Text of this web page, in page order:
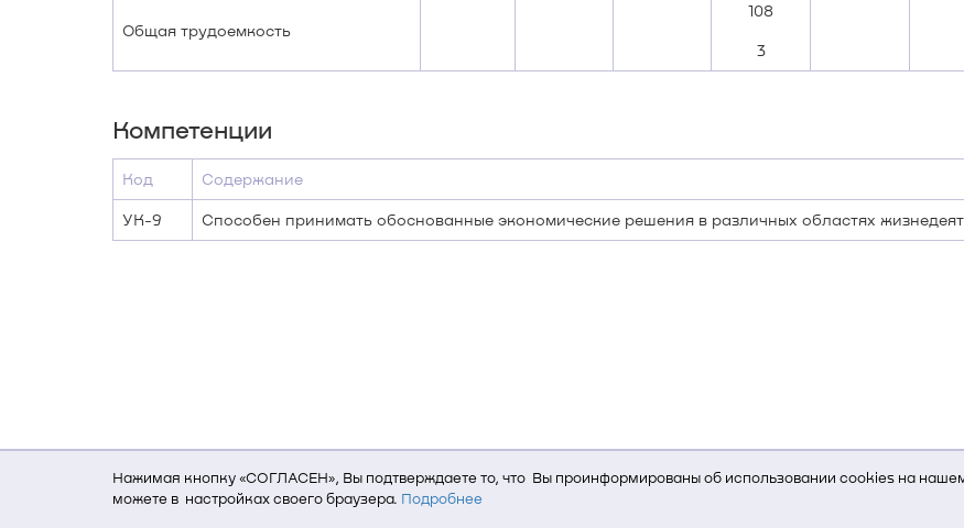
Нажимая кнопку «СОГЛАСЕН», Вы подтверждаете то, что Вы проинформированы об использовании cookies на
можете в настройках своего браузера. Подробнее
Общая трудоемкость
108
3
Компетенции
Код Содержание
УК-9 Способен принимать обоснованные экономические решения в различных областях